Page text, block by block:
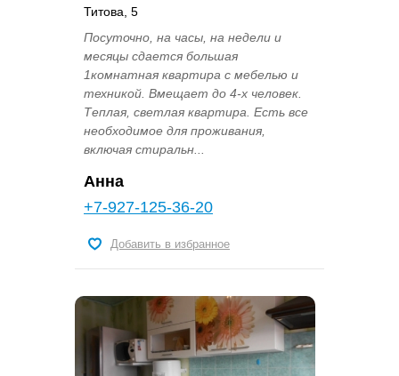
Титова, 5
Посуточно, на часы, на недели и
месяцы сдается большая
1комнатная квартира с мебелью и
техникой. Вмещает до 4-х человек.
Теплая, светлая квартира. Есть все
необходимое для проживания,
включая стиральн...
Анна
+7-927-125-36-20
Добавить в избранное